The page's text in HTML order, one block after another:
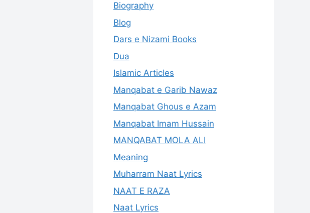
Biography
Blog
Dars e Nizami Books
Dua
Islamic Articles
Manqabat e Garib Nawaz
Manqabat Ghous e Azam
Manqabat Imam Hussain
MANQABAT MOLA ALI
Meaning
Muharram Naat Lyrics
NAAT E RAZA
Naat Lyrics